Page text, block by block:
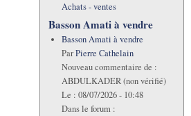
Achats - ventes
Basson Amati à vendre
Basson Amati à vendre
ParPierre Cathelain
Nouveau commentaire de :
ABDULKADER (non vérifié)
Le : 08/07/2026 - 10:48
Dans le forum :